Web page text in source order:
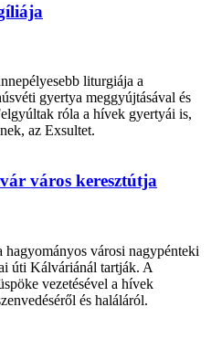
liturgiája a
gyertya meggyújtásával és
róla a hívek gyertyái is,
az Exsultet.
város keresztútja
hagyományos városi nagypénteki
úti Kálváriánál tartják. A
vezetésével a hívek
és haláláról.